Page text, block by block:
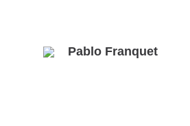
Pablo Franquet